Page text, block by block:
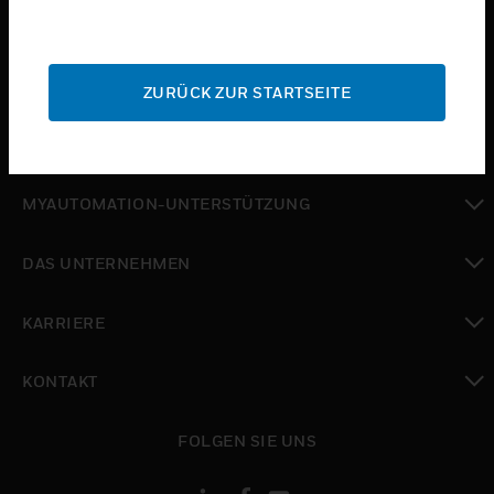
toggle view
toggle view
MYAUTOMATION-UNTERSTÜTZUNG
DAS UNTERNEHMEN
KARRIERE
KONTAKT
FOLGEN SIE UNS
ZURÜCK ZUR STARTSEITE